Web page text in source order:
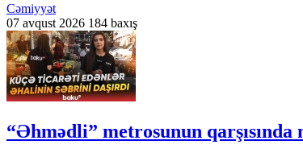
Cəmiyyət
07 avqust 2026 184 baxış
“Əhmədli” metrosunun